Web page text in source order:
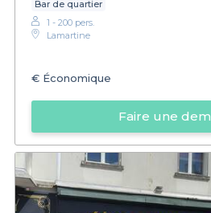
Bar de quartier
1 - 200 pers.
Lamartine
€ Économique
Faire une